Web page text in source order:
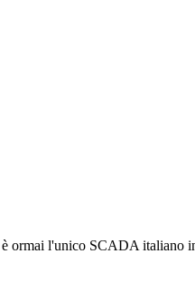
ormai l'unico SCADA italiano